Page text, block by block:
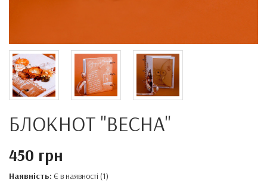
БЛОКНОТ "ВЕСНА"
450 грн
Наявність: Є в наявності (1)